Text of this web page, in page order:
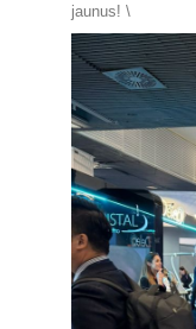
jaunus! \